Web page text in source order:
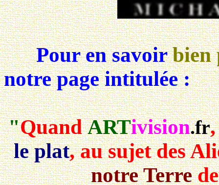
Pour en savoirbien
notre page intitulée :
"QuandARTivision.fr
le plat, au sujet des
notre Terre